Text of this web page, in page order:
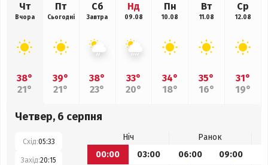
Чт
Вчора
38°
21°
Пт
Сьогодні
39°
21°
Сб
Завтра
38°
23°
Нд
09.08
33°
20°
Пн
10.08
34°
18°
Вт
11.08
35°
16°
Ср
12.08
31°
19°
Четвер, 6 серпня
Схід:05:33
Захід:20:15
Ніч
Ранок
00:00
03:00 06:00 09:00